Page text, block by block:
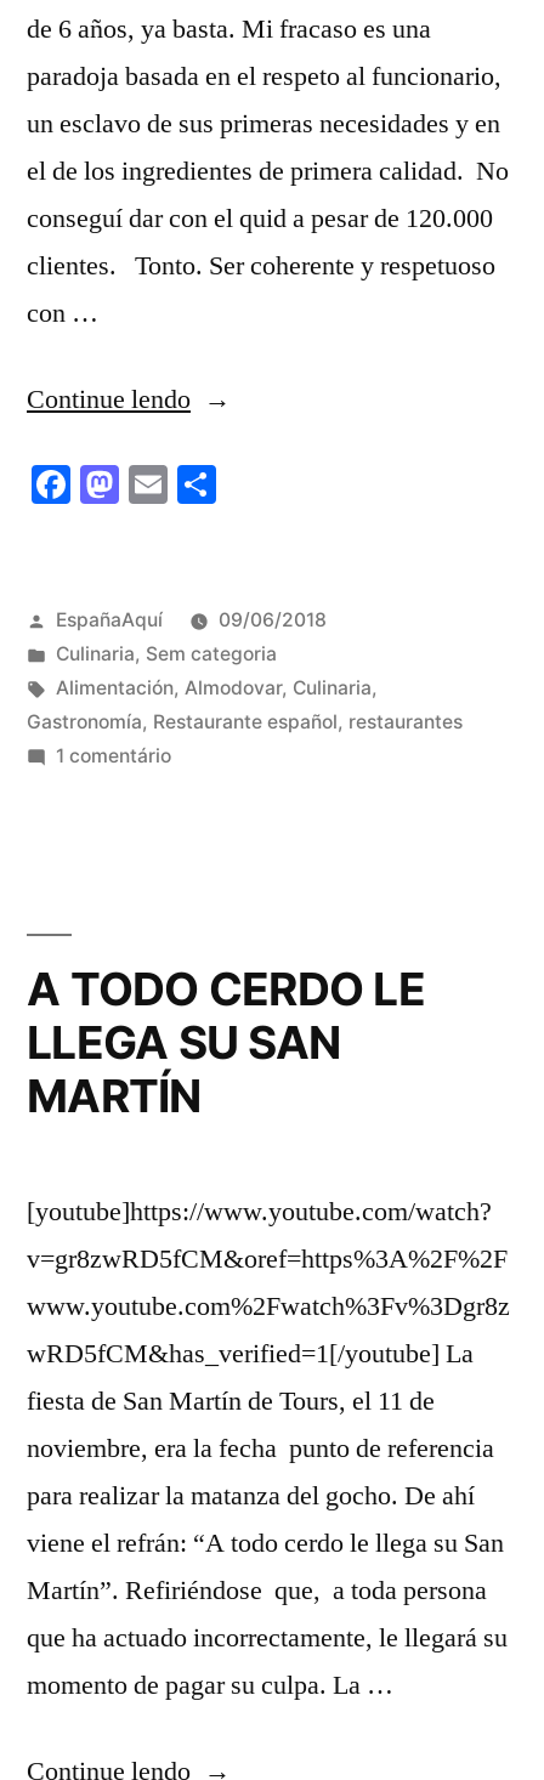
de 6 años, ya basta. Mi fracaso es una
paradoja basada en el respeto al funcionario,
un esclavo de sus primeras necesidades y en
el de los ingredientes de primera calidad. No
conseguí dar con el quid a pesar de 120.000
clientes. Tonto. Ser coherente y respetuoso
con …
Continue lendo“Después
6
Facebook
Mastodon
Email
Publicado
por
EspañaAquí
09/06/2018
Publicado
em
Culinaria, Sem categoria
Tags:
Alimentación, Almodovar, Culinaria,
Gastronomía, Restaurante español, restaurantes
1 comentárioem
A TODO CERDO LE
LLEGA SU SAN
MARTÍN
[youtube]https://www.youtube.com/watch?
v=gr8zwRD5fCM&oref=https%3A%2F%2F
www.youtube.com%2Fwatch%3Fv%3Dgr8z
wRD5fCM&has_verified=1[/youtube] La
fiesta de San Martín de Tours, el 11 de
noviembre, era la fecha punto de referencia
para realizar la matanza del gocho. De ahí
viene el refrán: “A todo cerdo le llega su San
Martín”. Refiriéndose que, a toda persona
que ha actuado incorrectamente, le llegará su
momento de pagar su culpa. La …
Continue lendo“A